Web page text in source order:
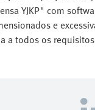
YJKP" com
e
a todos os